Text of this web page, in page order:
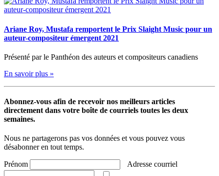
Ariane Roy, Mustafa remportent le Prix Slaight Music pour un
auteur-compositeur émergent 2021
Présenté par le Panthéon des auteurs et compositeurs canadiens
En savoir plus »
Abonnez-vous afin de recevoir nos meilleurs articles
directement dans votre boîte de courriels toutes les deux
semaines.
Nous ne partagerons pas vos données et vous pouvez vous
désabonner en tout temps.
Prénom Adresse courriel